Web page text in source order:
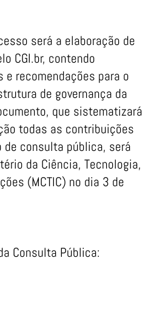
será a elaboração de
CGI.br, contendo
recomendações para o
de governança da
que sistematizará
todas as contribuições
de consulta pública, será
da Ciência, Tecnologia,
(MCTIC) no dia 3 de
Consulta Pública: